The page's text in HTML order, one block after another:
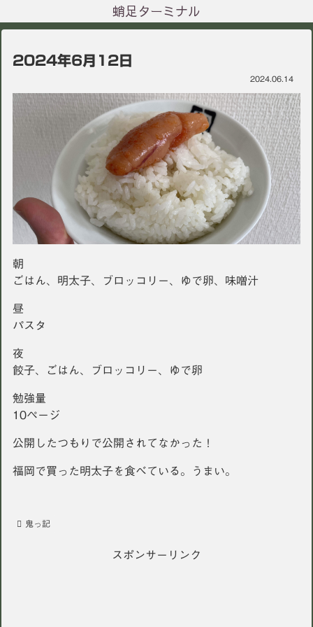
蛸足ターミナル
2024年6月12日
2024.06.14
朝
ごはん、明太子、ブロッコリー、ゆで卵、味噌汁
昼
パスタ
夜
餃子、ごはん、ブロッコリー、ゆで卵
勉強量
10ページ
公開したつもりで公開されてなかった！
福岡で買った明太子を食べている。うまい。
鬼っ記
スポンサーリンク